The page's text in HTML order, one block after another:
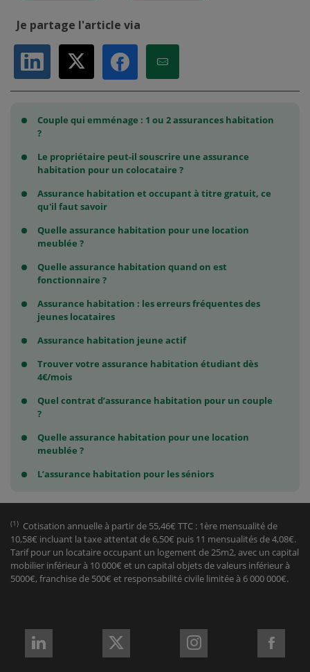
Je partage l'article via
Partager sur LinkedIn
Partager sur XPartager sur Facebook
Partager par Email
Couple qui emménage : 1 ou 2 assurances habitation
?
Le propriétaire peut-il souscrire une assurance
habitation pour un colocataire ?
Assurance habitation et occupant à titre gratuit, ce
qu'il faut savoir
Quelle assurance habitation pour une location
meublée ?
Quelle assurance habitation quand on est
fonctionnaire ?
Assurance habitation : les erreurs fréquentes des
jeunes locataires
Assurance habitation jeune actif
Trouver votre assurance habitation étudiant dès
4€/mois
Quel contrat d’assurance habitation pour un couple
?
Quelle assurance habitation pour une location
meublée ?
L’assurance habitation pour les séniors
(1) Cotisation annuelle à partir de 55,46€ TTC : 1ère mensualité de
10,58€ incluant la taxe attentat de 6,50€ puis 11 mensualités de 4,08€.
Tarif pour un locataire occupant un logement de 25m2, avec un capital
mobilier inférieur à 10 000€ et un capital objets de valeurs inférieur à
5000€, franchise de 500€ et responsabilité civile limitée à 6 000 000€.